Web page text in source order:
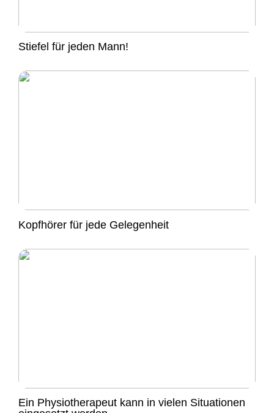
Stiefel für jeden Mann!
Kopfhörer für jede Gelegenheit
Ein Physiotherapeut kann in vielen Situationen